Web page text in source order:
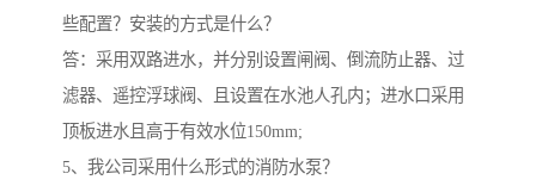
些配置？安装的方式是什么？
答：采用双路进水，并分别设置闸阀、倒流防止器、过
滤器、遥控浮球阀、且设置在水池人孔内；进水口采用
顶板进水且高于有效水位150mm;
5、我公司采用什么形式的消防水泵？